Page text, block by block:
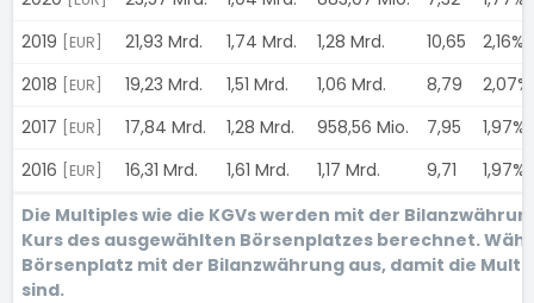
2019
[EUR] 21,93 Mrd. 1,74 Mrd. 1,28 Mrd. 10,65
2,16%
2018
[EUR] 19,23 Mrd. 1,51 Mrd. 1,06 Mrd. 8,79
2,07%
2017
[EUR] 17,84 Mrd. 1,28 Mrd. 958,56 Mio. 7,95
1,97%
2016
[EUR] 16,31 Mrd. 1,61 Mrd. 1,17 Mrd. 9,71
1,97%
Die Multiples wie die KGVs werden mit der
Kurs des ausgewählten Börsenplatzes berechnet.
Börsenplatz mit der Bilanzwährung aus, damit die
sind.